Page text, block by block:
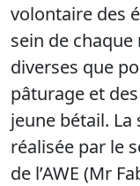
volontaire des
sein de
diverses que
pâturage et
jeune bétail.
réalisée par le
de l’AWE (Mr